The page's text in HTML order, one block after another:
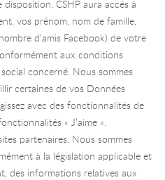
CSHP aura accès à
vos prénom, nom de famille,
d’amis Facebook) de votre
aux conditions
concerné. Nous sommes
certaines de vos Données
avec des fonctionnalités de
« J’aime ».
partenaires. Nous sommes
à la législation applicable et
des informations relatives aux